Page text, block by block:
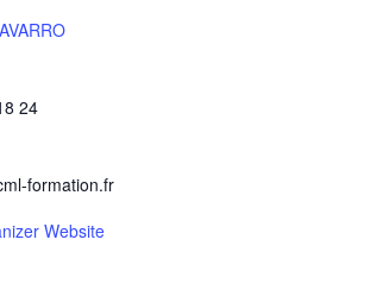
24
formation.fr
Website